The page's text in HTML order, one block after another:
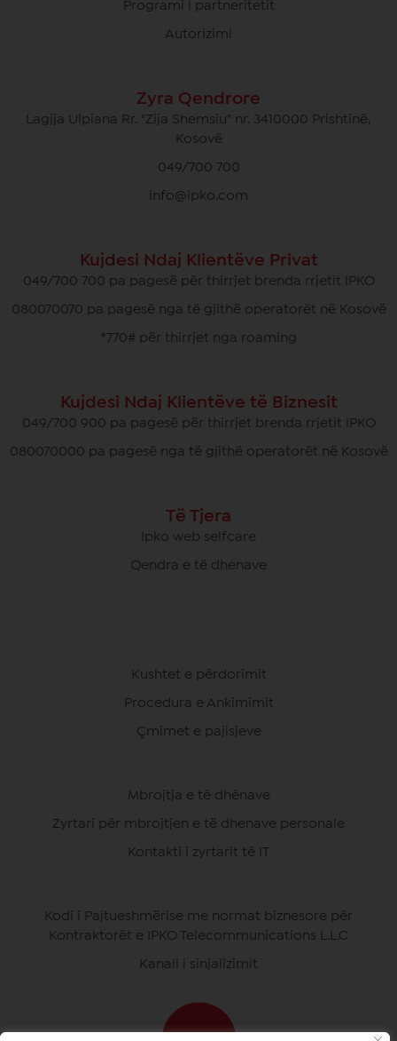
Programi i partneritetit
Autorizimi
Zyra Qendrore
Lagjja Ulpiana Rr. "Zija Shemsiu" nr. 3410000 Prishtinë,
Kosovë
049/700 700
info@ipko.com
Kujdesi Ndaj Klientëve Privat
049/700 700 pa pagesë për thirrjet brenda rrjetit IPKO
080070070 pa pagesë nga të gjithë operatorët në Kosovë
*770# për thirrjet nga roaming
Kujdesi Ndaj Klientëve të Biznesit
049/700 900 pa pagesë për thirrjet brenda rrjetit IPKO
080070000 pa pagesë nga të gjithë operatorët në Kosovë
Të Tjera
Ipko web selfcare
Qendra e të dhenave
Kushtet e përdorimit
Procedura e Ankimimit
Çmimet e pajisjeve
Mbrojtja e të dhënave
Zyrtari për mbrojtjen e të dhenave personale
Kontakti i zyrtarit të IT
Kodi i Pajtueshmërise me normat biznesore për
Kontraktorët e IPKO Telecommunications L.L.C
Kanali i sinjalizimit